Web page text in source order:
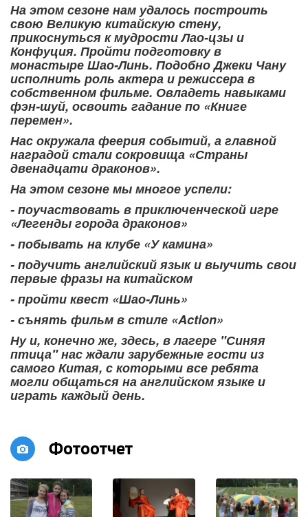
На этом сезоне нам удалось построить
свою Великую китайскую стену,
прикоснуться к мудрости Лао-цзы и
Конфуция. Пройти подготовку в
монастыре Шао-Линь. Подобно Джеки Чану
исполнить роль актера и режиссера в
собственном фильме. Овладеть навыками
фэн-шуй, освоить гадание по «Книге
перемен».
Нас окружала феерия событий, а главной
наградой стали сокровища «Страны
двенадцати драконов».
На этом сезоне мы многое успели:
- поучаствовать в приключенческой игре
«Легенды города драконов»
- побывать на клубе «У камина»
- подучить английский язык и выучить свои
первые фразы на китайском
- пройти квест «Шао-Линь»
- сънять фильм в стиле «Action»
Ну и, конечно же, здесь, в лагере "Синяя
птица" нас ждали зарубежные гости из
самого Китая, с которыми все ребята
могли общаться на английском языке и
играть каждый день.
Фотоотчет